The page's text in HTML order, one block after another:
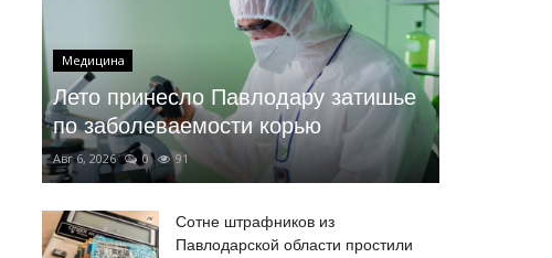
Медицина
Лето принесло Павлодару затишье
по заболеваемости корью
Авг 6, 2026 0 91
Сотне штрафников из
Павлодарской области простили